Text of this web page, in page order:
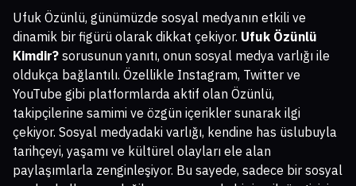
Ufuk Özünlü, günümüzde sosyal medyanın etkili ve
dinamik bir figürü olarak dikkat çekiyor. Ufuk Özünlü
Kimdir? sorusunun yanıtı, onun sosyal medya varlığı ile
oldukça bağlantılı. Özellikle Instagram, Twitter ve
YouTube gibi platformlarda aktif olan Özünlü,
takipçilerine samimi ve özgün içerikler sunarak ilgi
çekiyor. Sosyal medyadaki varlığı, kendine has üslubuyla
tarihçeyi, yaşamı ve kültürel olayları ele alan
paylaşımlarla zenginleşiyor. Bu sayede, sadece bir sosyal